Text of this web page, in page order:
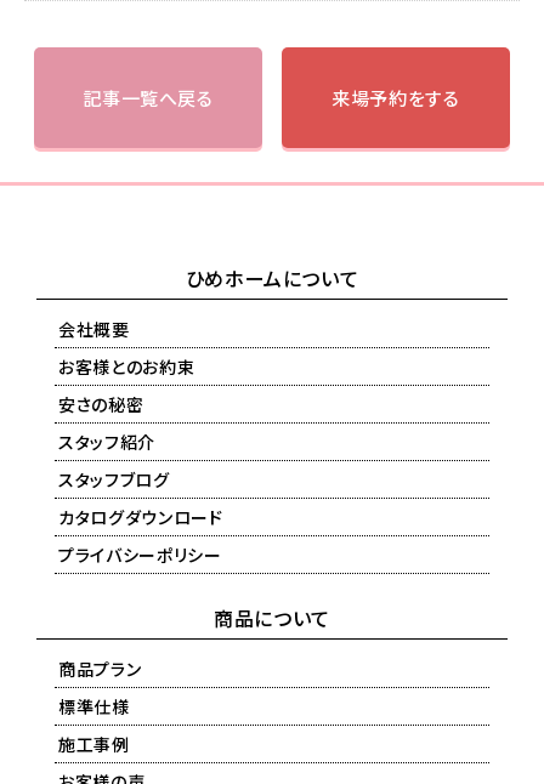
記事一覧へ戻る 来場予約をする
ひめホームについて
会社概要
お客様とのお約束
安さの秘密
スタッフ紹介
スタッフブログ
カタログダウンロード
プライバシーポリシー
商品について
商品プラン
標準仕様
施工事例